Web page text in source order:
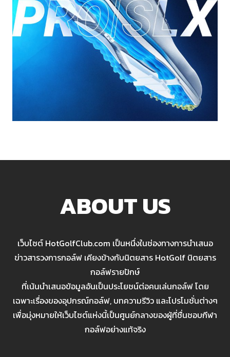
ABOUT US
เว็บไซต์ HotGolfClub.com เป็นหนึ่งในช่องทางการนำเสนอ
ข่าวสารวงการกอล์ฟ เคียงข้างกับนิตยสาร HotGolf นิตยสาร
กอล์ฟรายปักษ์
ที่เน้นนำเสนอข้อมูลอันเป็นประโยชน์ต่อคนเล่นกอล์ฟ โดย
เฉพาะเรื่องของอุปกรณ์กอล์ฟ, บทความรีวิว และโปรโมชั่นต่างๆ
เพื่อมุ่งหมายให้เว็บไซต์แห่งนี้เป็นศูนย์กลางของผู้ที่ชื่นชอบกีฬา
กอล์ฟอย่างแท้จริง